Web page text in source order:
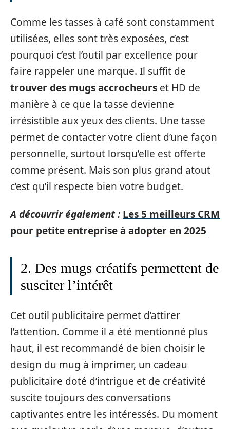
Comme les tasses à café sont constamment
utilisées, elles sont très exposées, c’est
pourquoi c’est l’outil par excellence pour
faire rappeler une marque. Il suffit de
trouver des mugs accrocheurs et HD de
manière à ce que la tasse devienne
irrésistible aux yeux des clients. Une tasse
permet de contacter votre client d’une façon
personnelle, surtout lorsqu’elle est offerte
comme présent. Mais son plus grand atout
c’est qu’il respecte bien votre budget.
A découvrir également : Les 5 meilleurs CRM
pour petite entreprise à adopter en 2025
2. Des mugs créatifs permettent de
susciter l’intérêt
Cet outil publicitaire permet d’attirer
l’attention. Comme il a été mentionné plus
haut, il est recommandé de bien choisir le
design du mug à imprimer, un cadeau
publicitaire doté d’intrigue et de créativité
suscite toujours des conversations
captivantes entre les intéressés. Du moment